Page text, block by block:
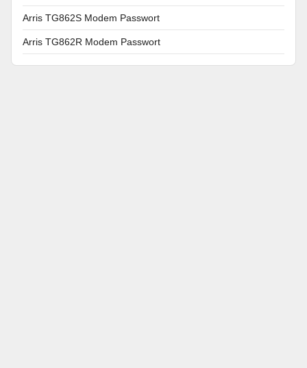
Arris TG862S Modem Passwort
Arris TG862R Modem Passwort